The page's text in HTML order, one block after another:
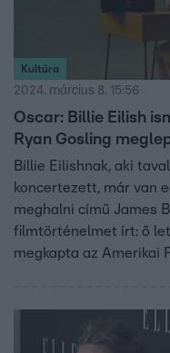
Kultúra
2024. március 8. 15:56
Oscar: Billie Eilish
Ryan Gosling
Billie Eilishnak, aki
koncertezett, már van
meghalni című James
filmtörténelmet írt: ő
megkapta az Amerikai
Batiste, Becky G és
legjobb eredeti dalért